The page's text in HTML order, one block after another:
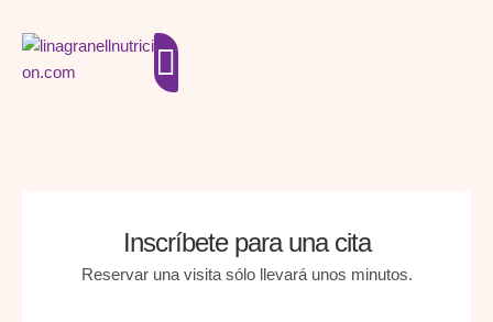
Inscríbete para una cita
Reservar una visita sólo llevará unos minutos.